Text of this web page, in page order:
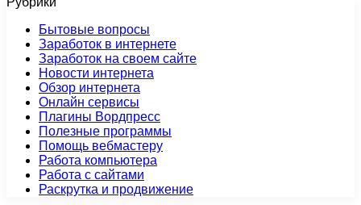
Бытовые вопросы
Заработок в интернете
Заработок на своем сайте
Новости интернета
Обзор интернета
Онлайн сервисы
Плагины Вордпресс
Полезные программы
Помощь вебмастеру
Работа компьютера
Работа с сайтами
Раскрутка и продвижение